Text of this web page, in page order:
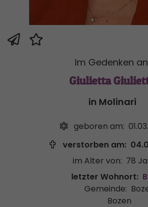
Im Gedenken
Giulietta
in Molinari
geboren am:
verstorben am:
im Alter von: 78
letzter Wohnort:
Gemeinde:
Bozen